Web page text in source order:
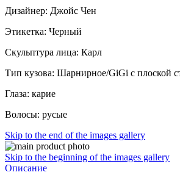
Дизайнер: Джойс Чен
Этикетка: Черный
Скульптура лица: Карл
Тип кузова: Шарнирное/GiGi с плоской
Глаза: карие
Волосы: русые
Skip to the end of the images gallery
Skip to the beginning of the images gallery
Описание